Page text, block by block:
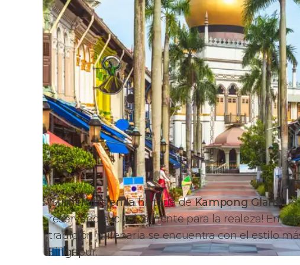
¡Sumergíos en la historia deKampong Glam,
reservado exclusivamente para la realeza! En
tradición milenaria se encuentra con el estilo
Singapur.